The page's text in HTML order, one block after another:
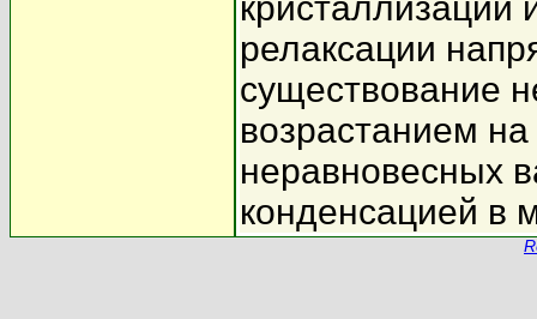
релаксации
существование
возрастанием
неравновесных
конденсацией в